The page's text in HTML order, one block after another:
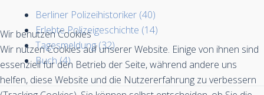
Berliner Polizeihistoriker (40)
Erlebte Polizeigeschichte (14)
Tagesmeldung (32)
Buch (4)
Wir benutzen Cookies
Wir nutzen Cookies auf unserer Website. Einige von ihnen sind
essenziell für den Betrieb der Seite, während andere uns
helfen, diese Website und die Nutzererfahrung zu verbessern